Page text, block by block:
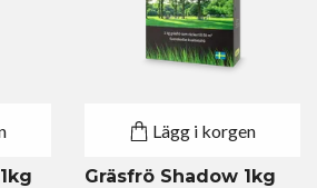
Lägg i korgen
Gräsfrö Shadow 1kg